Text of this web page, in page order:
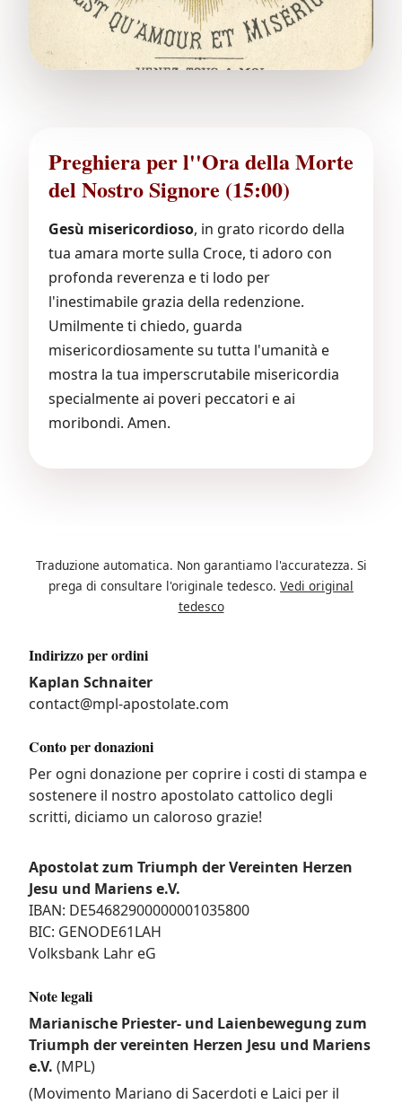
Preghiera per l''Ora della Morte
del Nostro Signore (15:00)
Gesù misericordioso, in grato ricordo della
tua amara morte sulla Croce, ti adoro con
profonda reverenza e ti lodo per
l'inestimabile grazia della redenzione.
Umilmente ti chiedo, guarda
misericordiosamente su tutta l'umanità e
mostra la tua imperscrutabile misericordia
specialmente ai poveri peccatori e ai
moribondi. Amen.
Traduzione automatica. Non garantiamo l'accuratezza. Si
prega di consultare l'originale tedesco. Vedi original
tedesco
Indirizzo per ordini
Kaplan Schnaiter
contact@mpl-apostolate.com
Conto per donazioni
Per ogni donazione per coprire i costi di stampa e
sostenere il nostro apostolato cattolico degli
scritti, diciamo un caloroso grazie!
Apostolat zum Triumph der Vereinten Herzen
Jesu und Mariens e.V.
IBAN: DE54682900000001035800
BIC: GENODE61LAH
Volksbank Lahr eG
Note legali
Marianische Priester- und Laienbewegung zum
Triumph der vereinten Herzen Jesu und Mariens
e.V. (MPL)
(Movimento Mariano di Sacerdoti e Laici per il